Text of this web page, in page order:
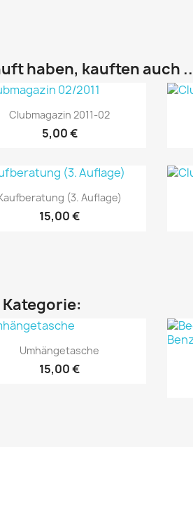
haben, kauften auch
Vorschau
Clubmagazin 2011-02
5,00 €
Vorschau
(3. Auflage)
15,00 €
Vorschau
Umhängetasche
15,00 €